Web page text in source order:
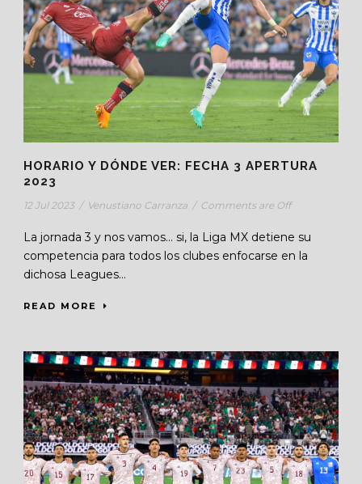
HORARIO Y DÓNDE VER: FECHA 3 APERTURA
2023
12 Jul 2023 / Venustiano Carranza / Comments are Off
La jornada 3 y nos vamos… si, la Liga MX detiene su
competencia para todos los clubes enfocarse en la
dichosa Leagues...
READ MORE